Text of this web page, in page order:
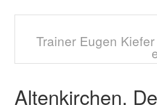
Trainer Eugen
Altenkirchen.